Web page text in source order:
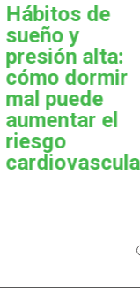
entran
de
advierte
y lo
estilo
8